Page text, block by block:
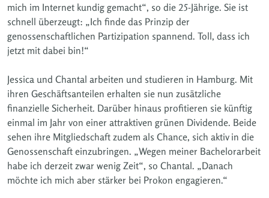
mich im Internet kundig gemacht“, so die 25-Jährige. Sie ist
schnell überzeugt: „Ich finde das Prinzip der
genossenschaftlichen Partizipation spannend. Toll, dass ich
jetzt mit dabei bin!“
Jessica und Chantal arbeiten und studieren in Hamburg. Mit
ihren Geschäftsanteilen erhalten sie nun zusätzliche
finanzielle Sicherheit. Darüber hinaus profitieren sie künftig
einmal im Jahr von einer attraktiven grünen Dividende. Beide
sehen ihre Mitgliedschaft zudem als Chance, sich aktiv in die
Genossenschaft einzubringen. „Wegen meiner Bachelorarbeit
habe ich derzeit zwar wenig Zeit“, so Chantal. „Danach
möchte ich mich aber stärker bei Prokon engagieren.“